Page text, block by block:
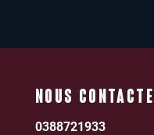
NOUS
0388721933